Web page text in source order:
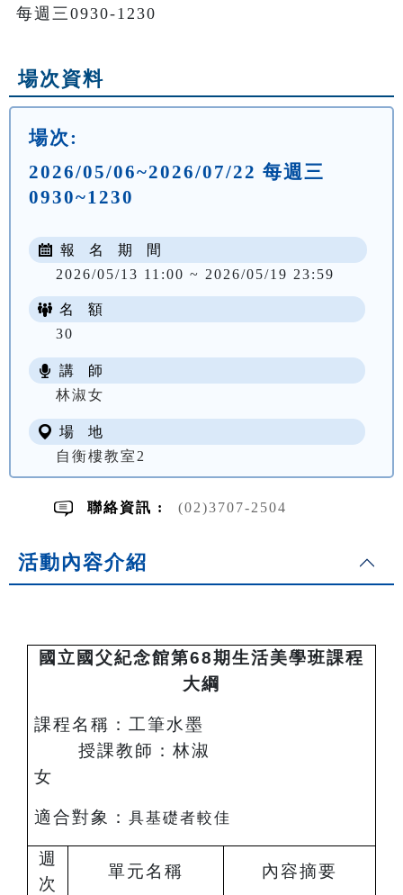
每週三0930-1230
場次資料
場次:
2026/05/06~2026/07/22 每週三
0930~1230
報 名 期 間
2026/05/13 11:00 ~ 2026/05/19 23:59
名 額
30
講 師
林淑女
場 地
自衡樓教室2
聯絡資訊 : (02)3707-2504
活動內容介紹
國立國父紀念館第68期生活美學班課程
大綱
課程名稱：工筆水墨
授課教師：林淑
女
適合對象： 具基礎者較佳
週
次
單元名稱 內容摘要